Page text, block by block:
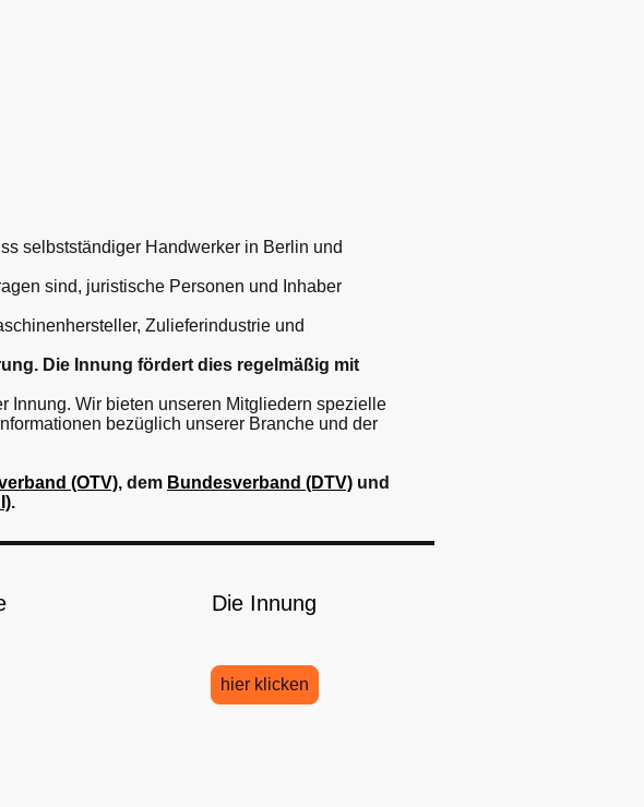
selbststän­diger Handwerker in Berlin und
sind, juristische Personen und Inhaber
Zulieferindustrie und
Die Innung fördert dies regelmäßig mit
Innung. Wir bie­ten unseren Mitgliedern spezielle
bezüglich unserer Branche und der
(OTV), dem Bundesverband (DTV) und
.
hier klicken
Die Innung